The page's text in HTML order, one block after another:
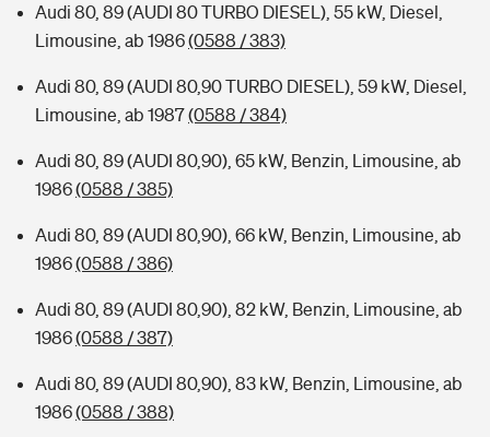
Audi 80, 89 (AUDI 80 TURBO DIESEL), 55 kW, Diesel,
Limousine, ab 1986(0588 / 383)
Audi 80, 89 (AUDI 80,90 TURBO DIESEL), 59 kW, Diesel,
Limousine, ab 1987(0588 / 384)
Audi 80, 89 (AUDI 80,90), 65 kW, Benzin, Limousine, ab
1986(0588 / 385)
Audi 80, 89 (AUDI 80,90), 66 kW, Benzin, Limousine, ab
1986(0588 / 386)
Audi 80, 89 (AUDI 80,90), 82 kW, Benzin, Limousine, ab
1986(0588 / 387)
Audi 80, 89 (AUDI 80,90), 83 kW, Benzin, Limousine, ab
1986(0588 / 388)